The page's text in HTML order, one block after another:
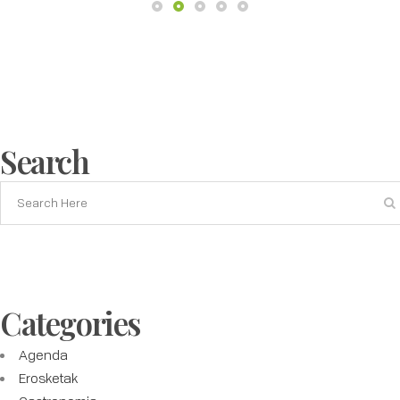
Search
Categories
Agenda
Erosketak